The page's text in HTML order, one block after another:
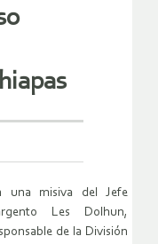
una misiva del Jefe
Les Dolhun,
de la División